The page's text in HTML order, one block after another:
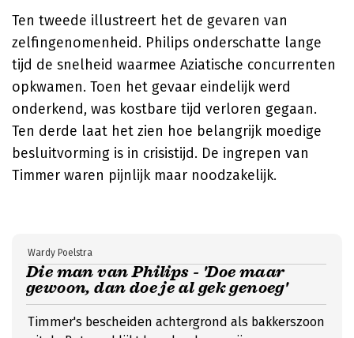
Ten tweede illustreert het de gevaren van
zelfingenomenheid. Philips onderschatte lange
tijd de snelheid waarmee Aziatische concurrenten
opkwamen. Toen het gevaar eindelijk werd
onderkend, was kostbare tijd verloren gegaan.
Ten derde laat het zien hoe belangrijk moedige
besluitvorming is in crisistijd. De ingrepen van
Timmer waren pijnlijk maar noodzakelijk.
Die man van Philips - 'Doe maar
gewoon, dan doe je al gek genoeg'
Wardy Poelstra
Timmer's bescheiden achtergrond als bakkerszoon